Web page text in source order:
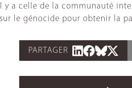
a celle de la communauté
le génocide pour obtenir la
PARTAGER